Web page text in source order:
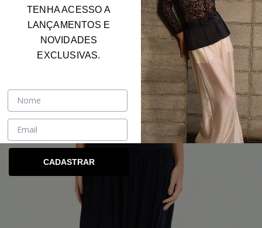
TENHA ACESSO A
LANÇAMENTOS E
NOVIDADES
EXCLUSIVAS.
CADASTRAR